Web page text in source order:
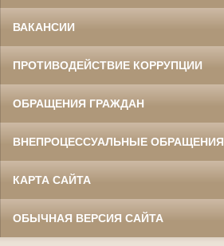
ВАКАНСИИ
ПРОТИВОДЕЙСТВИЕ КОРРУПЦИИ
ОБРАЩЕНИЯ ГРАЖДАН
ВНЕПРОЦЕССУАЛЬНЫЕ ОБРАЩЕНИЯ
КАРТА САЙТА
ОБЫЧНАЯ ВЕРСИЯ САЙТА